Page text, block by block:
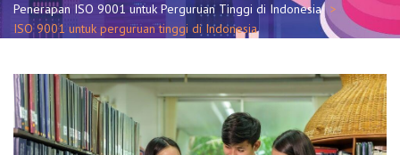
N
Penerapan ISO 9001 untuk Perguruan Tinggi di Indonesia
ISO 9001 untuk perguruan tinggi di Indonesia